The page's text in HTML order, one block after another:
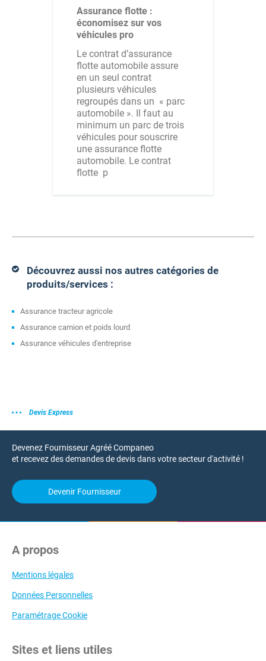
Assurance flotte :
économisez sur vos
véhicules pro
Le contrat d’assurance
flotte automobile assure
en un seul contrat
plusieurs véhicules
regroupés dans un « parc
automobile ». Il faut au
minimum un parc de trois
véhicules pour souscrire
une assurance flotte
automobile. Le contrat
flotte p
Découvrez aussi nos autres catégories de
produits/services :
Assurance tracteur agricole
Assurance camion et poids lourd
Assurance véhicules d'entreprise
Devis Express
Devenez Fournisseur Agréé Companeo
et recevez des demandes de devis dans votre secteur d'activité !
Devenir Fournisseur
A propos
Mentions légales
Données Personnelles
Paramétrage Cookie
Sites et liens utiles